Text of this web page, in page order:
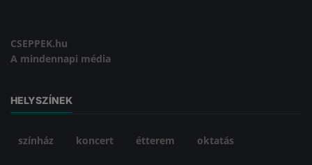
CSEPPEK.hu
A mindennapi média
HELYSZÍNEK
színház koncert étterem oktatás